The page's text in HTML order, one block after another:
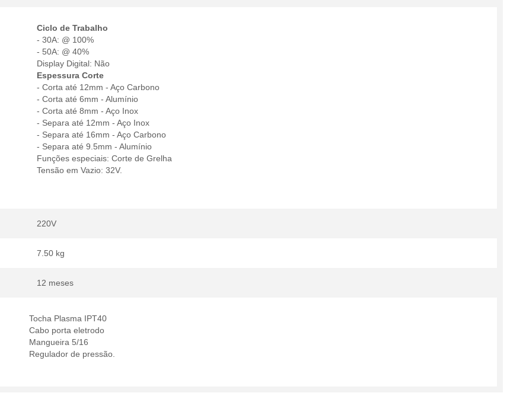
Ciclo de Trabalho
- 30A: @ 100%
- 50A: @ 40%
Display Digital: Não
Espessura Corte
- Corta até 12mm - Aço Carbono
- Corta até 6mm - Alumínio
- Corta até 8mm - Aço Inox
- Separa até 12mm - Aço Inox
- Separa até 16mm - Aço Carbono
- Separa até 9.5mm - Alumínio
Funções especiais: Corte de Grelha
Tensão em Vazio: 32V.
220V
7.50 kg
12 meses
Tocha Plasma IPT40
Cabo porta eletrodo
Mangueira 5/16
Regulador de pressão.